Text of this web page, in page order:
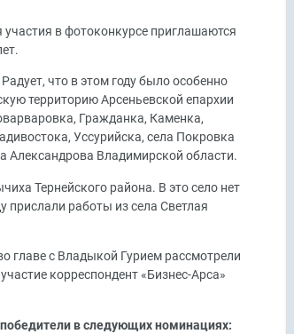
в фотоконкурсе приглашаются
Радует, что в этом году было особенно
территорию Арсеньевской епархии
Гражданка, Каменка,
Уссурийска, села Покровка
Александрова Владимирской области.
Тернейского района. В это село нет
прислали работы из села Светлая
главе с Владыкой Гурием рассмотрели
корреспондент «Бизнес-Арса»
в следующих номинациях: